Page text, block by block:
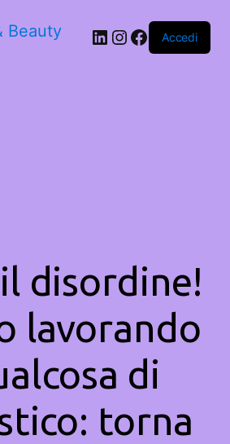
Beauty LinkedIn
Instagram
Facebook
Accedi
disordine!
lavorando
di
torna